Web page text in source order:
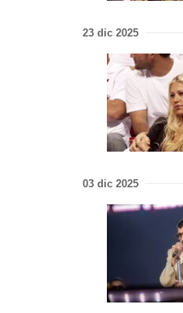
23 dic 2025
03 dic 2025